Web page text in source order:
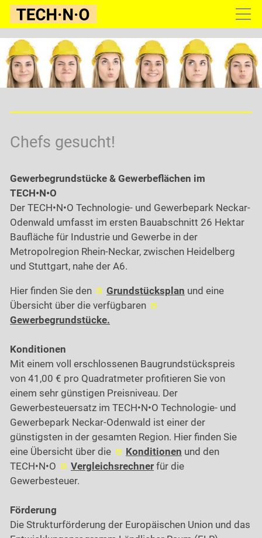
Gewerbepark
Konditionen
Chefs gesucht!
Gewerbegrundstücke & Gewerbeflächen im
TECH•N•O
Der TECH•N•O Technologie- und Gewerbepark Neckar-
Odenwald umfasst im ersten Bauabschnitt 26 Hektar
Baufläche für Industrie und Gewerbe in der
Metropolregion Rhein-Neckar, zwischen Heidelberg
und Stuttgart, nahe der A6.
Hier finden Sie den Grundstücksplan und eine
Übersicht über die verfügbaren
Gewerbegrundstücke.
Konditionen
Mit einem voll erschlossenen Baugrundstückspreis
von 41,00 € pro Quadratmeter profitieren Sie von
einem sehr günstigen Preisniveau. Der
Gewerbesteuersatz im TECH•N•O Technologie- und
Gewerbepark Neckar-Odenwald ist einer der
günstigsten in der gesamten Region. Hier finden Sie
eine Übersicht über die
Konditionen und den
TECH•N•O
Vergleichsrechner für die
Gewerbesteuer.
Förderung
Die Strukturförderung der Europäischen Union und das